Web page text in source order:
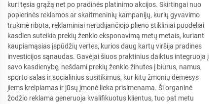
kuri tęsia grąžą net po pradinės platinimo akcijos. Skirtingai nuo
popierinės reklamos ar skaitmeninių kampanijų, kurių gyvavimo
trukmė ribota, reklaminiai nerūdijančiojo plieno stikliniai puodeliai
kasdien suteikia prekių ženklo eksponavimą metų metais, kuriant
kaupiamąsias įspūdžių vertes, kurios daug kartų viršija pradines
investicijos sąnaudas. Gavėjai šiuos praktinius daiktus integruoja į
savo kasdienybę, nešdami prekių ženklo žinutes į biurus, namus,
sporto salas ir socialinius susitikimus, kur kitų žmonių dėmesys
jiems kreipiamas ir jūsų įmonė lieka prisimenama. Ši organinė
žodžio reklama generuoja kvalifikuotus klientus, tuo pat metu